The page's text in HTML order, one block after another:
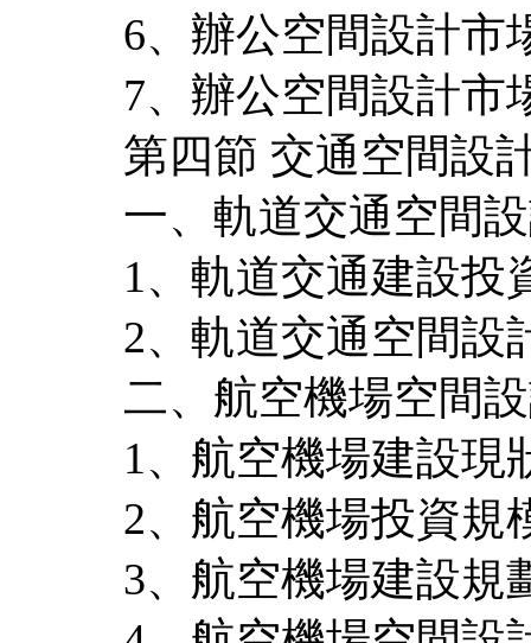
6、辦公空間設計市
7、辦公空間設計市
第四節 交通空間設
一、軌道交通空間
1、軌道交通建設投
2、軌道交通空間設
二、航空機場空間
1、航空機場建設現
2、航空機場投資規
3、航空機場建設規